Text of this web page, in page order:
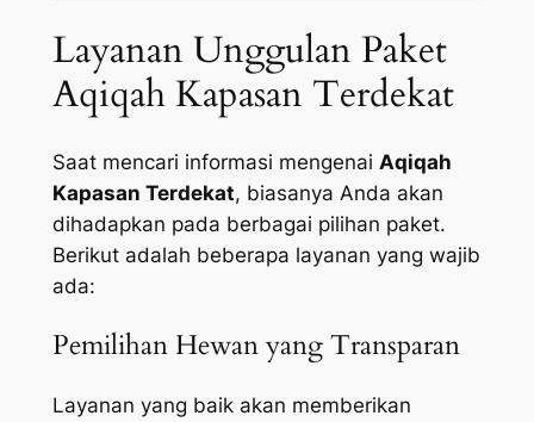
Layanan Unggulan Paket
Aqiqah Kapasan Terdekat
Saat mencari informasi mengenai Aqiqah
Kapasan Terdekat, biasanya Anda akan
dihadapkan pada berbagai pilihan paket.
Berikut adalah beberapa layanan yang wajib
ada:
Pemilihan Hewan yang Transparan
Layanan yang baik akan memberikan